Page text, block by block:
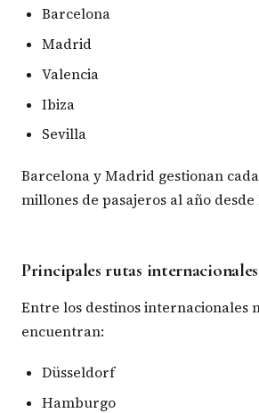
Barcelona
Madrid
Valencia
Ibiza
Sevilla
Barcelona y Madrid gestionan
millones de pasajeros al año
Principales rutas internacionales
Entre los destinos internacionales
encuentran:
Düsseldorf
Hamburgo